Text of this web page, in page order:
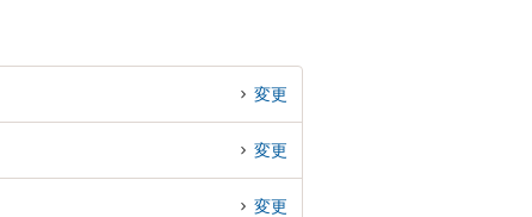
変更
変更
変更